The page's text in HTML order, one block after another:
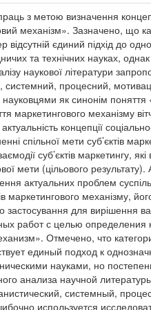
з метою визначення
механізм». Зазначено, що
єдиний підхід до
та технічних науках,
наукової літератури
процесний,
як синонім поняття
маркетингового механізму
концепції
спільної мети суб’єктів
суб’єктів маркетингу, які
мети (цільового
актуальних проблем
механізму,
для вирішення
работ с целью
Отмечено, что
единый подход к
науками, но
анализа научной
системный,
используется